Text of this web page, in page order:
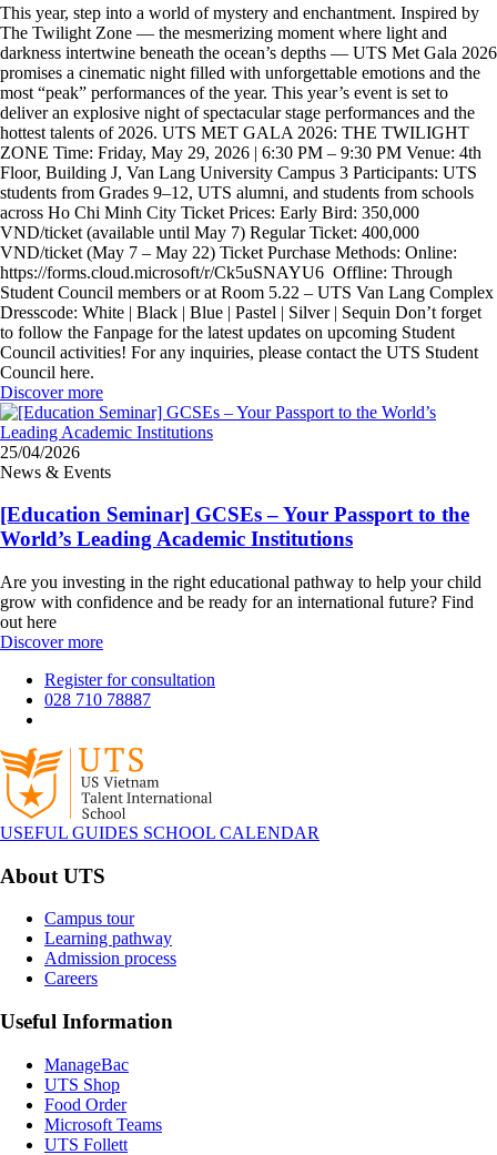
This year, step into a world of mystery and enchantment. Inspired by
The Twilight Zone — the mesmerizing moment where light and
darkness intertwine beneath the ocean’s depths — UTS Met Gala 2026
promises a cinematic night filled with unforgettable emotions and the
most “peak” performances of the year. This year’s event is set to
deliver an explosive night of spectacular stage performances and the
hottest talents of 2026. UTS MET GALA 2026: THE TWILIGHT
ZONE Time: Friday, May 29, 2026 | 6:30 PM – 9:30 PM Venue: 4th
Floor, Building J, Van Lang University Campus 3 Participants: UTS
students from Grades 9–12, UTS alumni, and students from schools
across Ho Chi Minh City Ticket Prices: Early Bird: 350,000
VND/ticket (available until May 7) Regular Ticket: 400,000
VND/ticket (May 7 – May 22) Ticket Purchase Methods: Online:
https://forms.cloud.microsoft/r/Ck5uSNAYU6 Offline: Through
Student Council members or at Room 5.22 – UTS Van Lang Complex
Dresscode: White | Black | Blue | Pastel | Silver | Sequin Don’t forget
to follow the Fanpage for the latest updates on upcoming Student
Council activities! For any inquiries, please contact the UTS Student
Council here.
Discover more
25/04/2026
News & Events
[Education Seminar] GCSEs – Your Passport to the
World’s Leading Academic Institutions
Are you investing in the right educational pathway to help your child
grow with confidence and be ready for an international future? Find
out here
Discover more
Register for consultation
028 710 78887
USEFUL GUIDES SCHOOL CALENDAR
About UTS
Campus tour
Learning pathway
Admission process
Careers
Useful Information
ManageBac
UTS Shop
Food Order
Microsoft Teams
UTS Follett